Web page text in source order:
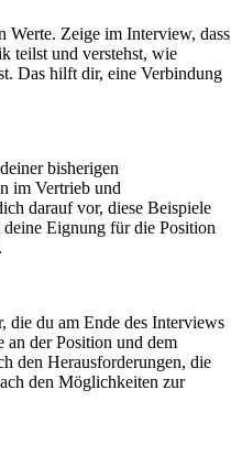
Werte. Zeige im Interview, dass
teilst und verstehst, wie
Das hilft dir, eine Verbindung
bisherigen
im Vertrieb und
darauf vor, diese Beispiele
Eignung für die Position
die du am Ende des Interviews
an der Position und dem
den Herausforderungen, die
den Möglichkeiten zur